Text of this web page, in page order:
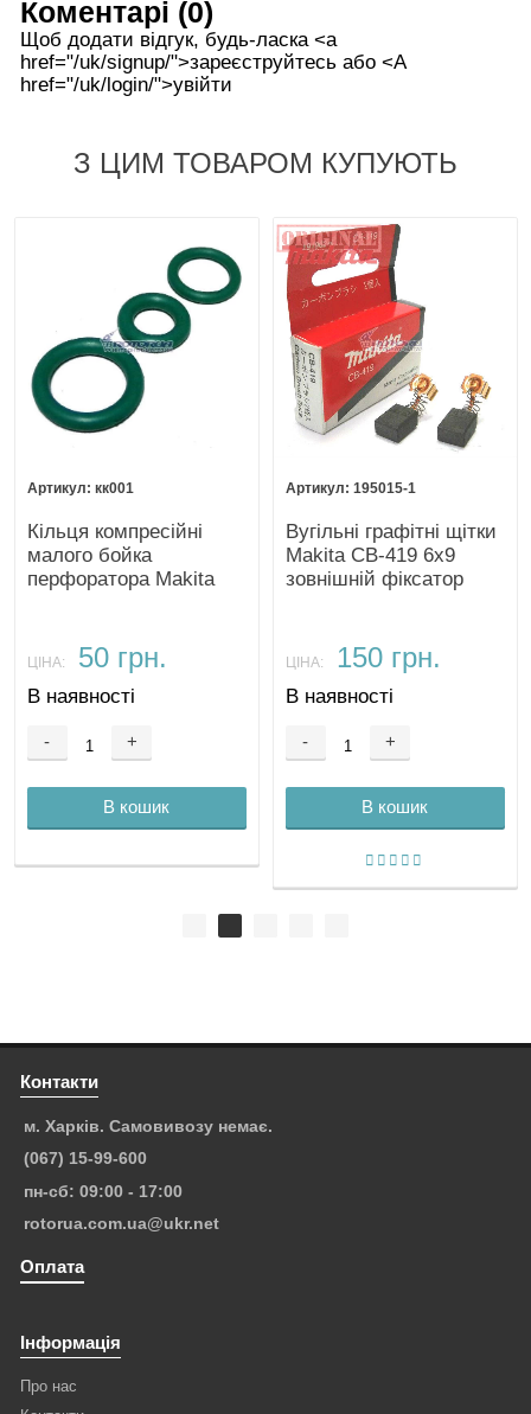
Коментарі (0)
Щоб додати відгук, будь-ласка <а
href="/uk/signup/">зареєструйтесь або <А
href="/uk/login/">увійти
З ЦИМ ТОВАРОМ КУПУЮТЬ
кк001
Кільця компресійні
малого бойка
перфоратора Makita
ЦІНА: 50 грн.
В наявності
- +
В кошик
195015-1
Вугільні графітні щітки
Makita CB-419 6х9
зовнішній фіксатор
ЦІНА: 150 грн.
В наявності
- +
В кошик
Контакти
м. Харків. Самовивозу немає.
(067) 15-99-600
пн-сб: 09:00 - 17:00
rotorua.com.ua@ukr.net
Оплата
Інформація
Про нас